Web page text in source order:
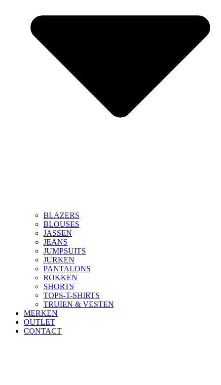
BLAZERS
BLOUSES
JASSEN
JEANS
JUMPSUITS
JURKEN
PANTALONS
ROKKEN
SHORTS
TOPS-T-SHIRTS
TRUIEN & VESTEN
MERKEN
OUTLET
CONTACT